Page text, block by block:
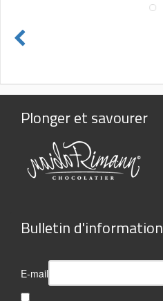
Plonger et savourer
Bulletin d'information
E-mail